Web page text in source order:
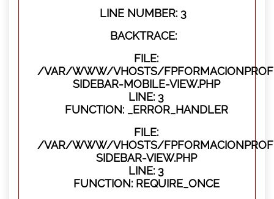
LINE NUMBER: 3
BACKTRACE:
FILE:
/VAR/WWW/VHOSTS/
SIDEBAR-MOBILE-VIEW.PHP
LINE: 3
FUNCTION: _ERROR_HANDLER
FILE:
/VAR/WWW/VHOSTS/
SIDEBAR-VIEW.PHP
LINE: 3
FUNCTION: REQUIRE_ONCE